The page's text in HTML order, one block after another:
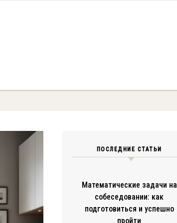
ПОСЛЕДНИЕ СТАТЬИ
Математические задачи на
собеседовании: как
подготовиться и успешно
пройти